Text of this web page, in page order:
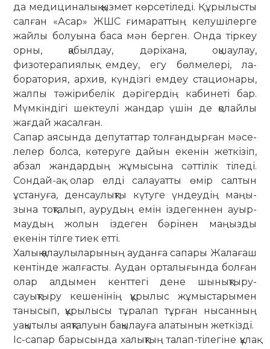
да медициналық қыз­мет көрсетіледі. Құры­лысты
салған «Асар» ЖШС ғи­ма­раттың келушілерге
жайлы болуына баса мән берген. Онда тіркеу
орны, қа­былдау, дә­рі­хана, оқ­шаулау,
физотерапиялық емдеу, егу бөл­мелері, ла­
боратория, архив, күндізгі емдеу ста­цио­нары,
жалпы тәжірибелік дәрігердің кабинеті бар.
Мүм­кіндігі шектеулі жандар үшін де қолайлы
жағдай жасалған.
Сапар аясында депутаттар толғандырған мәсе­
лелер болса, көтеруге дайын екенін жеткізіп,
абзал жандардың жұмысына сәттілік тіледі.
Сондай-ақ олар елді са­лауатты өмір салтын
ұстануға, ден­сау­лықты күтуге үн­деудің маңы­
зына тоқталып, аурудың емін іздегеннен ауыр­
мау­дың жолын іздеген бәрінен маңызды
екенін тілге тиек етті.
Халық қалаулыларының ауданға сапары Жала­ғаш
кентінде жалғасты. Аудан орталығында болған
олар ал­дымен кенттегі дене шынықтыру-
сауықтыру кешенінің құры­лыс жұмыстарымен
танысып, құры­лысы тұралап тұр­ған нысанның
уақытылы аяқталуын бақылауға ала­тынын жеткізді.
Іс-сапар барысында халықтың талап-тілегіне құ­лақ